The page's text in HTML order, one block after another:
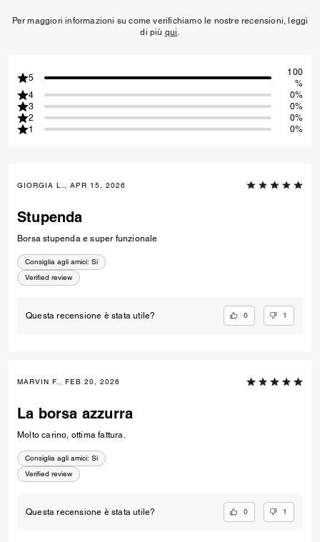
Per maggiori informazioni su come verifichiamo le nostre recensioni, leggi
di più qui
5
100
%
4
0%
3
0%
2
0%
1
0%
GIORGIA L., APR 15, 2026
Stupenda
Borsa stupenda e super funzionale
Consiglia agli amici: Si
Verified review
Questa recensione è stata utile? 0 1
MARVIN F., FEB 20, 2026
La borsa azzurra
Molto carino, ottima fattura.
Consiglia agli amici: Si
Verified review
Questa recensione è stata utile? 0 1